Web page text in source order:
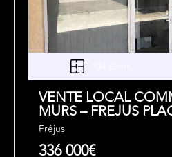
VENTE LOCAL
MURS – FREJUS
Fréjus
336 000€